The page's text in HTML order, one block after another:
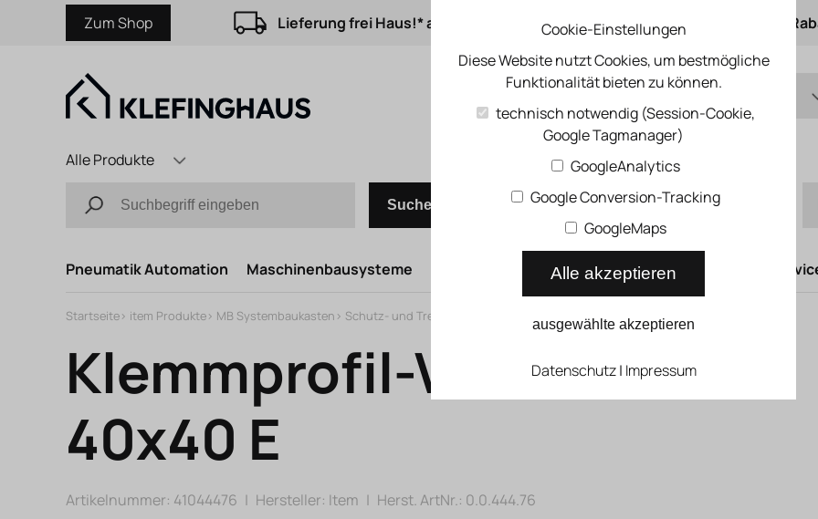
Zum Shop Lieferung frei Haus!* ab 50 € Auftragswert ab 500 € 1% Online-
Alle Produkte
Suchen
Schnellbestellung
Pneumatik Automation Maschinenbausysteme Druckluftsysteme Kompressoren
Startseite> item Produkte> MB Systembaukasten > Schutz- und Trennwandelemente Klemmprofile
Klemmprofil-Verbinder 8
40x40 E
Artikelnummer: 41044476 | Hersteller: Item | Herst. ArtNr.: 0.0.444.76
Cookie-Einstellungen
Diese Website nutzt Cookies, um bestmögliche
Funktionalität bieten zu können.
technisch notwendig (Session-Cookie,
Google Tagmanager)
GoogleAnalytics
Google Conversion-Tracking
GoogleMaps
Alle akzeptieren
ausgewählte akzeptieren
Datenschutz| Impressum